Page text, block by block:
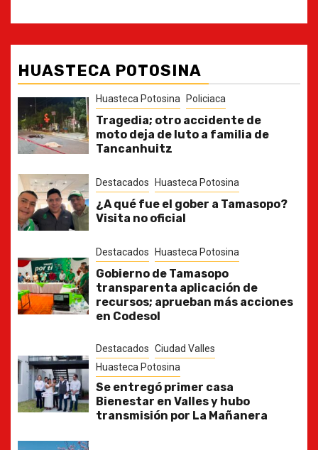
HUASTECA POTOSINA
Huasteca Potosina Policiaca
Tragedia; otro accidente de
moto deja de luto a familia de
Tancanhuitz
Destacados Huasteca Potosina
¿A qué fue el gober a Tamasopo?
Visita no oficial
Destacados Huasteca Potosina
Gobierno de Tamasopo
transparenta aplicación de
recursos; aprueban más acciones
en Codesol
Destacados Ciudad Valles
Huasteca Potosina
Se entregó primer casa
Bienestar en Valles y hubo
transmisión por La Mañanera